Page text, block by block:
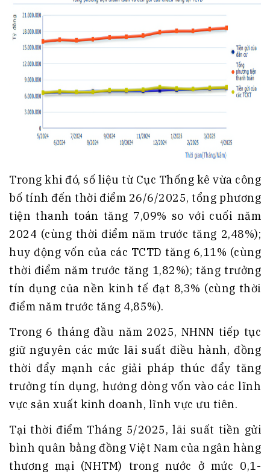
Trong khi đó, số liệu từ Cục Thống kê vừa công
bố tính đến thời điểm 26/6/2025, tổng phương
tiện thanh toán tăng 7,09% so với cuối năm
2024 (cùng thời điểm năm trước tăng 2,48%);
huy động vốn của các TCTD tăng 6,11% (cùng
thời điểm năm trước tăng 1,82%); tăng trưởng
tín dụng của nền kinh tế đạt 8,3% (cùng thời
điểm năm trước tăng 4,85%).
Trong 6 tháng đầu năm 2025, NHNN tiếp tục
giữ nguyên các mức lãi suất điều hành, đồng
thời đẩy mạnh các giải pháp thúc đẩy tăng
trưởng tín dụng, hướng dòng vốn vào các lĩnh
vực sản xuất kinh doanh, lĩnh vực ưu tiên.
Tại thời điểm Tháng 5/2025, lãi suất tiền gửi
bình quân bằng đồng Việt Nam của ngân hàng
thương mại (NHTM) trong nước ở mức 0,1-